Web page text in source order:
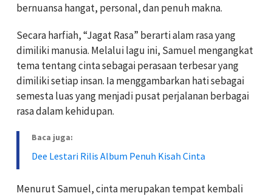
bernuansa hangat, personal, dan penuh makna.
Secara harfiah, “Jagat Rasa” berarti alam rasa yang
dimiliki manusia. Melalui lagu ini, Samuel mengangkat
tema tentang cinta sebagai perasaan terbesar yang
dimiliki setiap insan. Ia menggambarkan hati sebagai
semesta luas yang menjadi pusat perjalanan berbagai
rasa dalam kehidupan.
Baca juga:
Dee Lestari Rilis Album Penuh Kisah Cinta
Menurut Samuel, cinta merupakan tempat kembali